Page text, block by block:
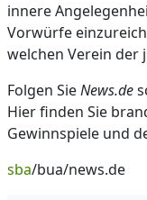
innere
Vorwürfe
welchen Verein der
Folgen SieNews.de
Hier finden Sie
Gewinnspiele und
sba/bua/news.de